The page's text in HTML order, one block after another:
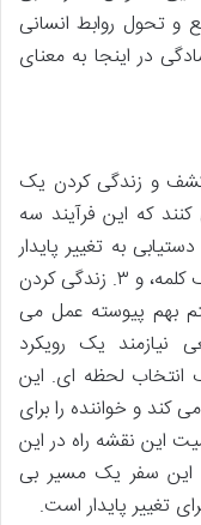
و تحول روابط انسانی
در اینجا به معنای
و زندگی کردن یک
که این فرآیند سه
به تغییر پایدار
حیاتی هستند: ۱. آماده سازی قلب، ۲. کشف کلمه، و ۳. زندگی کردن
بهم پیوسته عمل می
یک رویکرد
انتخاب لحظه ای. این
و خواننده را برای
این نقشه راه در این
این سفر یک مسیر بی
تغییر پایدار است.